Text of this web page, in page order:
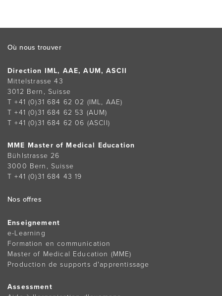
Footer
Où nous trouver
Direction IML, AAE, AUM, ASCII
Mittelstrasse 43
3012 Bern, Suisse
T +41 (0)31 684 62 02 (IML, AAE)
T +41 (0)31 684 62 53 (AUM)
T +41 (0)31 684 62 06 (ASCII)
MME Master of Medical Education
Bühlstrasse 26
3000 Bern, Suisse
T +41 (0)31 684 43 19
Nos offres
Enseignement
e-Learning
Formation en communication
Master of Medical Education (MME)
Production de supports d'apprentissage
Assessment